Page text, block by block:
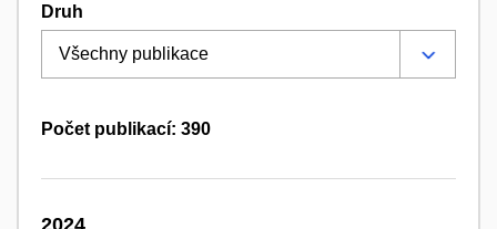
Druh
Počet publikací: 390